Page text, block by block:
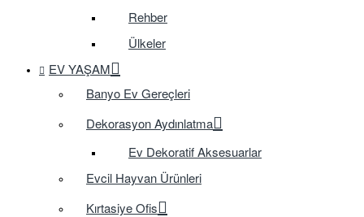
Rehber
Ülkeler
EV YAŞAM
Banyo Ev Gereçleri
Dekorasyon Aydınlatma
Ev Dekoratif Aksesuarlar
Evcil Hayvan Ürünleri
Kırtasiye Ofis